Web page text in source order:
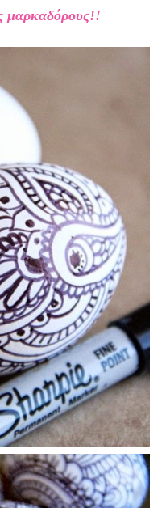
μαρκαδόρους!!